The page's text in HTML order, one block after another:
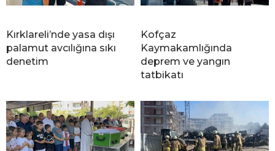
Kırklareli’nde yasa dışı
palamut avcılığına sıkı
denetim
Kofçaz
Kaymakamlığında
deprem ve yangın
tatbikatı